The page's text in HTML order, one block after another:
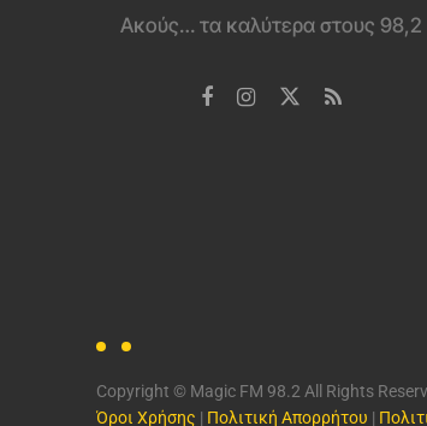
Ακούς… τα καλύτερα στους 98,2
Copyright © Magic FM 98.2 All Rights
Όροι Χρήσης | Πολιτική Απορρήτου |